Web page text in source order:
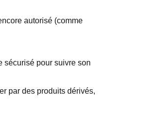
autorisé (comme
sécurisé pour suivre son
par des produits dérivés,